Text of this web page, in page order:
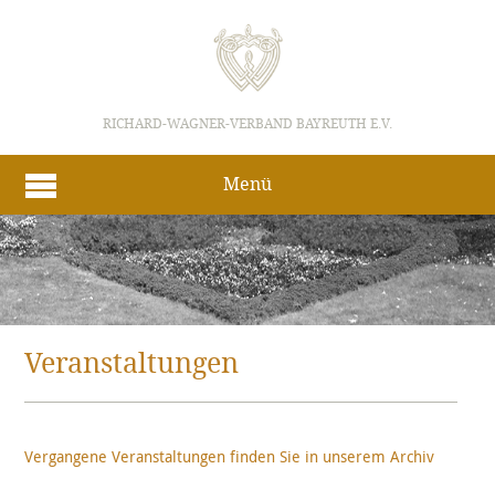
RICHARD-WAGNER-VERBAND BAYREUTH E.V.
Menü
Veranstaltungen
Vergangene Veranstaltungen finden Sie in unserem Archiv